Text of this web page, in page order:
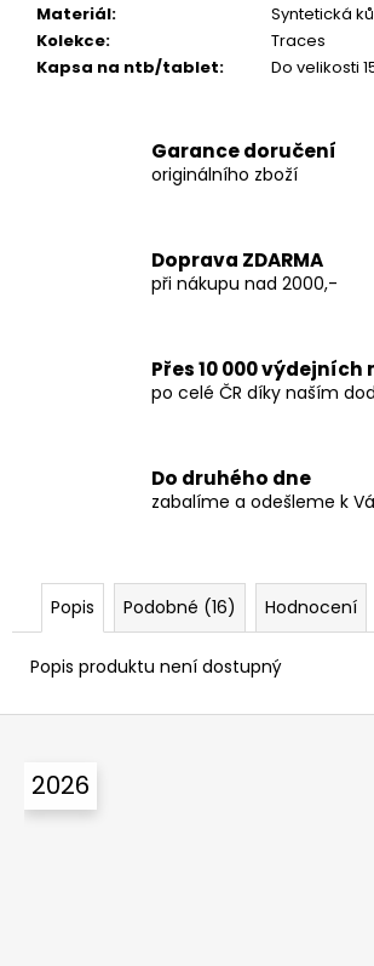
Materiál:
Syntetická
Kolekce:
Traces
Kapsa na ntb/tablet: Do velikosti
Garance doručení
originálního zboží
Doprava ZDARMA
při nákupu nad 2000,-
Přes 10 000 výdejních
po celé ČR díky naším
Do druhého dne
zabalíme a odešleme k
Popis Podobné (16) Hodnocení
Popis produktu není dostupný
Z
2026